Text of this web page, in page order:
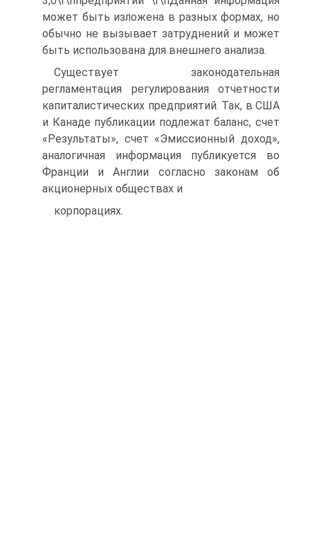
может быть изложена в разных формах, но
обычно не вызывает затруднений и может
быть использована для внешнего анализа.
Существует законодательная
регламентация регулирования отчетности
капиталистических предприятий. Так, в США
и Канаде публикации подлежат баланс, счет
«Результаты», счет «Эмиссионный доход»,
аналогичная информация публикуется во
Франции и Англии согласно законам об
акционерных обществах и
корпорациях.